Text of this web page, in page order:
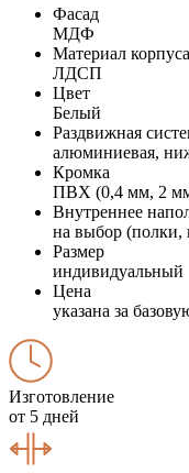
Фасад
МДФ
Материал корпуса
ЛДСП
Цвет
Белый
Раздвижная
алюминиевая,
Кромка
ПВХ (0,4 мм, 2
Внутреннее
на выбор (полки,
Размер
индивидуальный
Цена
указана за
Изготовление
от 5 дней